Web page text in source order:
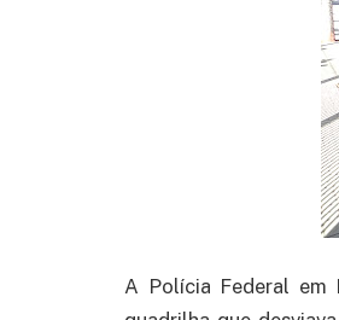
A Polícia Federal em